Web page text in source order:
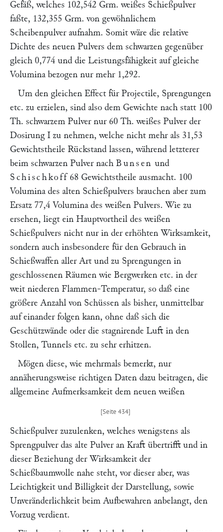
Gefäß, welches 102,542 Grm. weißes Schießpulver
faßte, 132,355 Grm. von gewöhnlichem
Scheibenpulver aufnahm. Somit wäre die relative
Dichte des neuen Pulvers dem schwarzen gegenüber
gleich 0,774 und die Leistungsfähigkeit auf gleiche
Volumina bezogen nur mehr 1,292.
Um den gleichen Effect für Projectile, Sprengungen
etc. zu erzielen, sind also dem Gewichte nach statt 100
Th. schwarzem Pulver nur 60 Th. weißes Pulver der
Dosirung I zu nehmen, welche nicht mehr als 31,53
Gewichtstheile Rückstand lassen, während letzterer
beim schwarzen Pulver nach Bunsen und
Schischkoff 68 Gewichtstheile ausmacht. 100
Volumina des alten Schießpulvers brauchen aber zum
Ersatz 77,4 Volumina des weißen Pulvers. Wie zu
ersehen, liegt ein Hauptvortheil des weißen
Schießpulvers nicht nur in der erhöhten Wirksamkeit,
sondern auch insbesondere für den Gebrauch in
Schießwaffen aller Art und zu Sprengungen in
geschlossenen Räumen wie Bergwerken etc. in der
weit niederen Flammen-Temperatur, so daß eine
größere Anzahl von Schüssen als bisher, unmittelbar
auf einander folgen kann, ohne daß sich die
Geschützwände oder die stagnirende Luft in den
Stollen, Tunnels etc. zu sehr erhitzen.
Mögen diese, wie mehrmals bemerkt, nur
annäherungsweise richtigen Daten dazu beitragen, die
allgemeine Aufmerksamkeit dem neuen weißen
Schießpulver zuzulenken, welches wenigstens als
Sprengpulver das alte Pulver an Kraft übertrifft und in
dieser Beziehung der Wirksamkeit der
Schießbaumwolle nahe steht, vor dieser aber, was
Leichtigkeit und Billigkeit der Darstellung, sowie
Unveränderlichkeit beim Aufbewahren anbelangt, den
Vorzug verdient.